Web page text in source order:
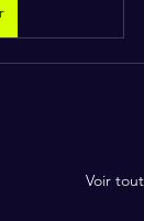
Voir tout